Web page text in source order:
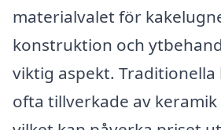
materialvalet för
konstruktion och
viktig aspekt.
ofta tillverkade av